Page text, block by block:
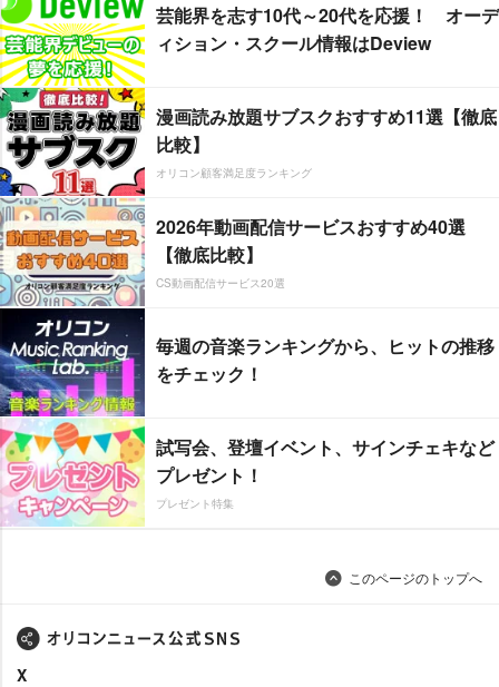
芸能界を志す10代～20代を応援！ オーデ
ィション・スクール情報はDeview
漫画読み放題サブスクおすすめ11選【徹底
比較】
オリコン顧客満足度ランキング
2026年動画配信サービスおすすめ40選
【徹底比較】
CS動画配信サービス20選
毎週の音楽ランキングから、ヒットの推移
をチェック！
試写会、登壇イベント、サインチェキなど
プレゼント！
プレゼント特集
このページのトップへ
X